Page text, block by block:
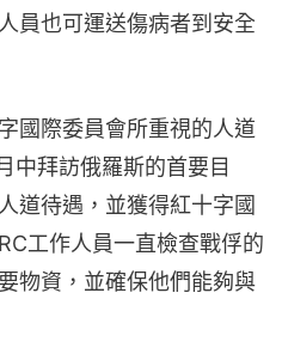
員也可運送傷病者到安全
國際委員會所重視的人道
中拜訪俄羅斯的首要目
道待遇，並獲得紅十字國
工作人員一直檢查戰俘的
物資，並確保他們能夠與